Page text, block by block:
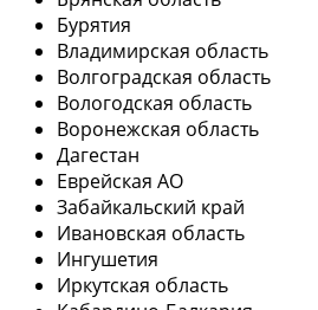
Бурятия
Владимирская область
Волгоградская область
Вологодская область
Воронежская область
Дагестан
Еврейская АО
Забайкальский край
Ивановская область
Ингушетия
Иркутская область